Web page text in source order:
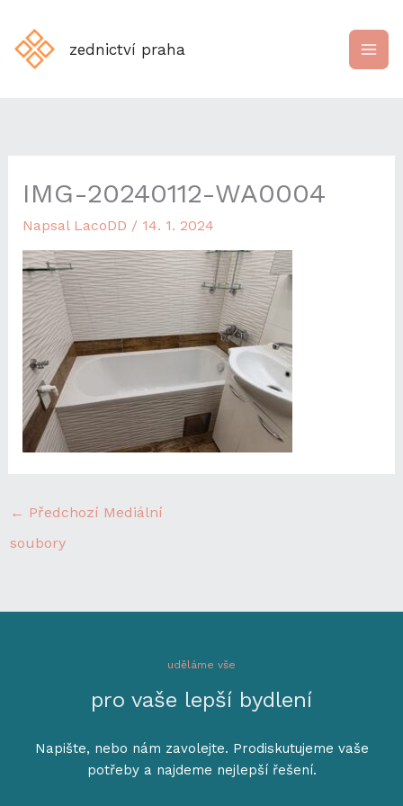
obsah
zednictví praha
IMG-20240112-WA0004
Napsal LacoDD / 14. 1. 2024
← Předchozí Mediální
soubory
uděláme vše
pro vaše lepší bydlení
Napište, nebo nám zavolejte. Prodiskutujeme vaše
potřeby a najdeme nejlepší řešení.